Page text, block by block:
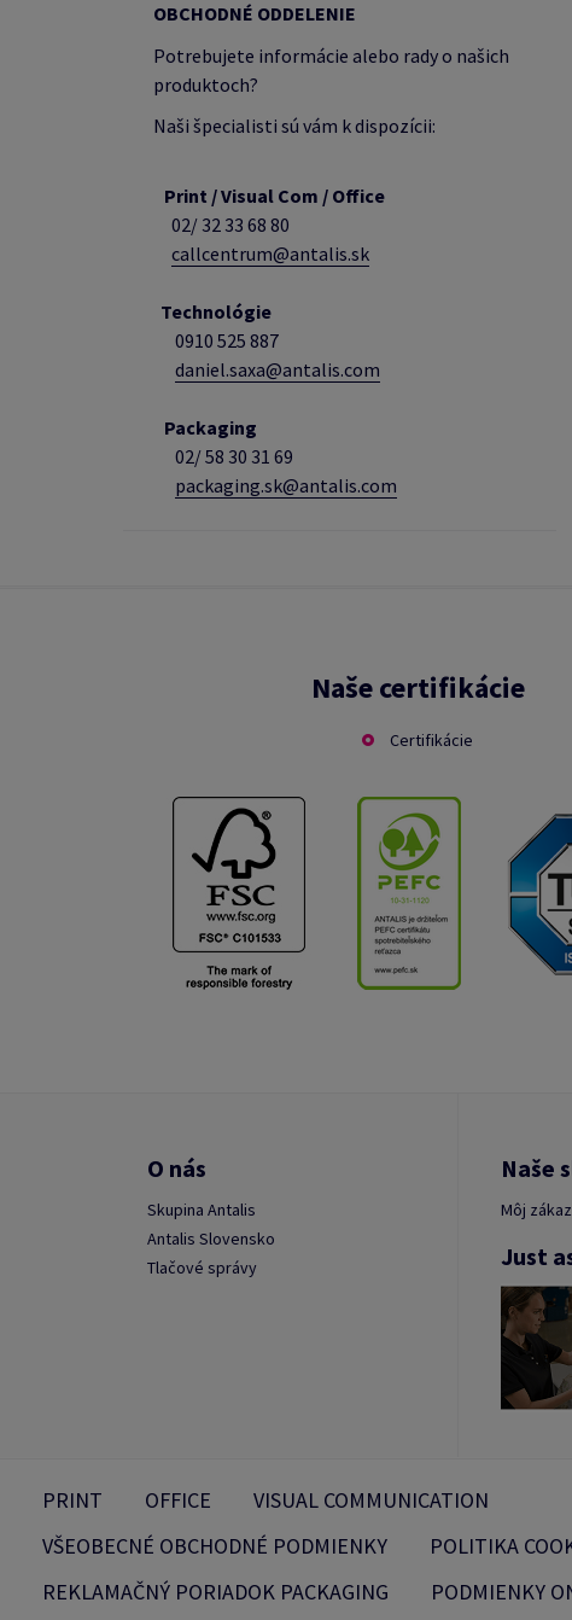
OBCHODNÉ ODDELENIE
Potrebujete informácie alebo rady o našich
produktoch?
Naši špecialisti sú vám k dispozícii:
Print / Visual Com / Office
02/ 32 33 68 80
callcentrum@antalis.sk
Technológie
0910 525 887
daniel.saxa@antalis.com
Packaging
02/58 30 31 69
packaging.sk@antalis.com
Naše certifikácie
Certifikácie
O nás
Skupina Antalis
Antalis Slovensko
Tlačové správy
Naše
Môj
Just
PRINT OFFICE VISUAL COMMUNICATION
VŠEOBECNÉ OBCHODNÉ PODMIENKY
POLITIKA
REKLAMAČNÝ PORIADOK PACKAGING
PODMIENKY